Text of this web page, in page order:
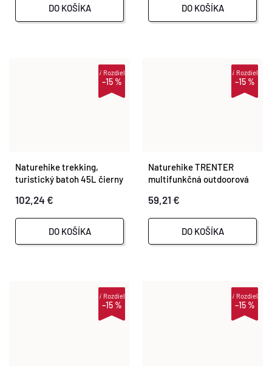
DO KOŠÍKA DO KOŠÍKA
–15 %
iRozdiel
Naturehike trekking,
turistický batoh 45L čierny
102,24 €
DO KOŠÍKA
–15 %
iRozdiel
Naturehike TRENTER
multifunkčná outdoorová
podpaľovačom
59,21 €
DO KOŠÍKA
–15 %
iRozdiel
–15 %
iRozdiel